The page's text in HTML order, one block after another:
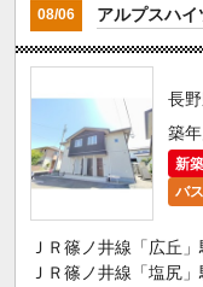
08/06 アルプスハイ
長
築
新
バ
ＪＲ篠ノ井線「広丘
ＪＲ篠ノ井線「塩尻